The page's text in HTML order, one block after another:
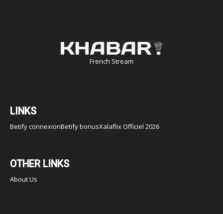
French Stream
LINKS
Betify connexionBetify bonusXalaflix Officiel 2026
OTHER LINKS
About Us